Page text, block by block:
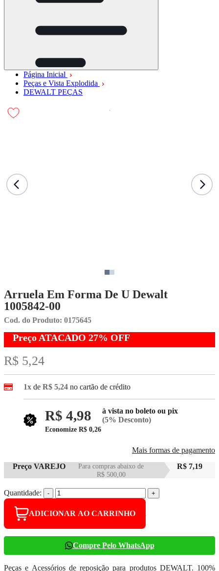
Página Inicial
Peças e Vista Explodida
DEWALT PEÇAS
Arruela Em Forma De U Dewalt
1005842-00
Cod. do Produto: 0175645
Preço ATACADO 27% OFF
R$ 5,24
1x de R$ 5,24 no cartão de crédito
R$ 4,98
à vista no boleto ou pix
(5% Desconto)
Economize R$ 0,26
Mais formas de pagamento
Preço VAREJO
Para compras abaixo de
R$ 500,00
R$ 7,19
Quantidade: - +
ADICIONAR AO CARRINHO
Compre Pelo WhatsApp
Peças e Acessórios de reposição para produtos DEWALT. 100%